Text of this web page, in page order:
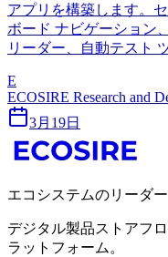
アプリを構築します。
ボード ナビゲーション
リーダー、自動テスト
E
ECOSIRE Research and
3月19日
エコシステムのリーダー
デジタル製品ストアフ
ラットフォーム。